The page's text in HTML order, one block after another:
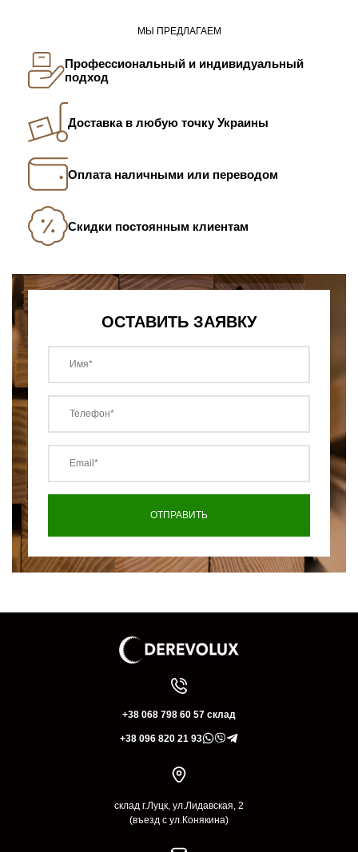
МЫ ПРЕДЛАГАЕМ
Профессиональный и индивидуальный
подход
Доставка в любую точку Украины
Оплата наличными или переводом
Скидки постоянным клиентам
ОСТАВИТЬ ЗАЯВКУ
+38 068 798 60 57 склад
+38 096 820 21 93
склад г.Луцк, ул.Лидавская, 2
(въезд с ул.Конякина)